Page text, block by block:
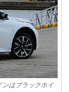
はブラックホイ